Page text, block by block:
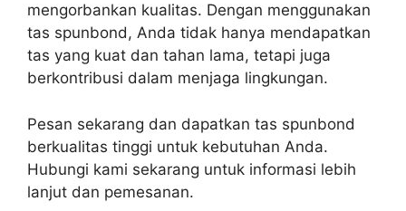
mengorbankan kualitas. Dengan menggunakan
tas spunbond, Anda tidak hanya mendapatkan
tas yang kuat dan tahan lama, tetapi juga
berkontribusi dalam menjaga lingkungan.
Pesan sekarang dan dapatkan tas spunbond
berkualitas tinggi untuk kebutuhan Anda.
Hubungi kami sekarang untuk informasi lebih
lanjut dan pemesanan.